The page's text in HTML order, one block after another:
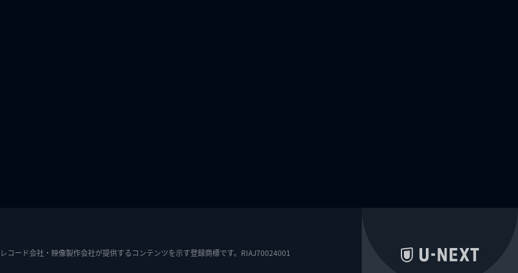
コード会社・映像製作会社が提供するコンテンツを示す登録商標です。RIAJ70024001